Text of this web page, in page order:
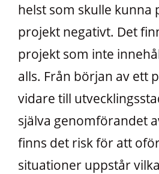
helst som skulle kunna
projekt negativt. Det
projekt som inte
alls. Från början av ett
vidare till
själva genomförandet
finns det risk för att
situationer uppstår